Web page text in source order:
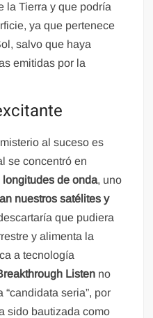
la Tierra y que podría
ya que pertenece
salvo que haya
emitidas por la
al suceso es
se concentró en
longitudes de onda, uno
nuestros satélites y
que pudiera
y alimenta la
a tecnología
Listen no
seria”, por
sido bautizada como